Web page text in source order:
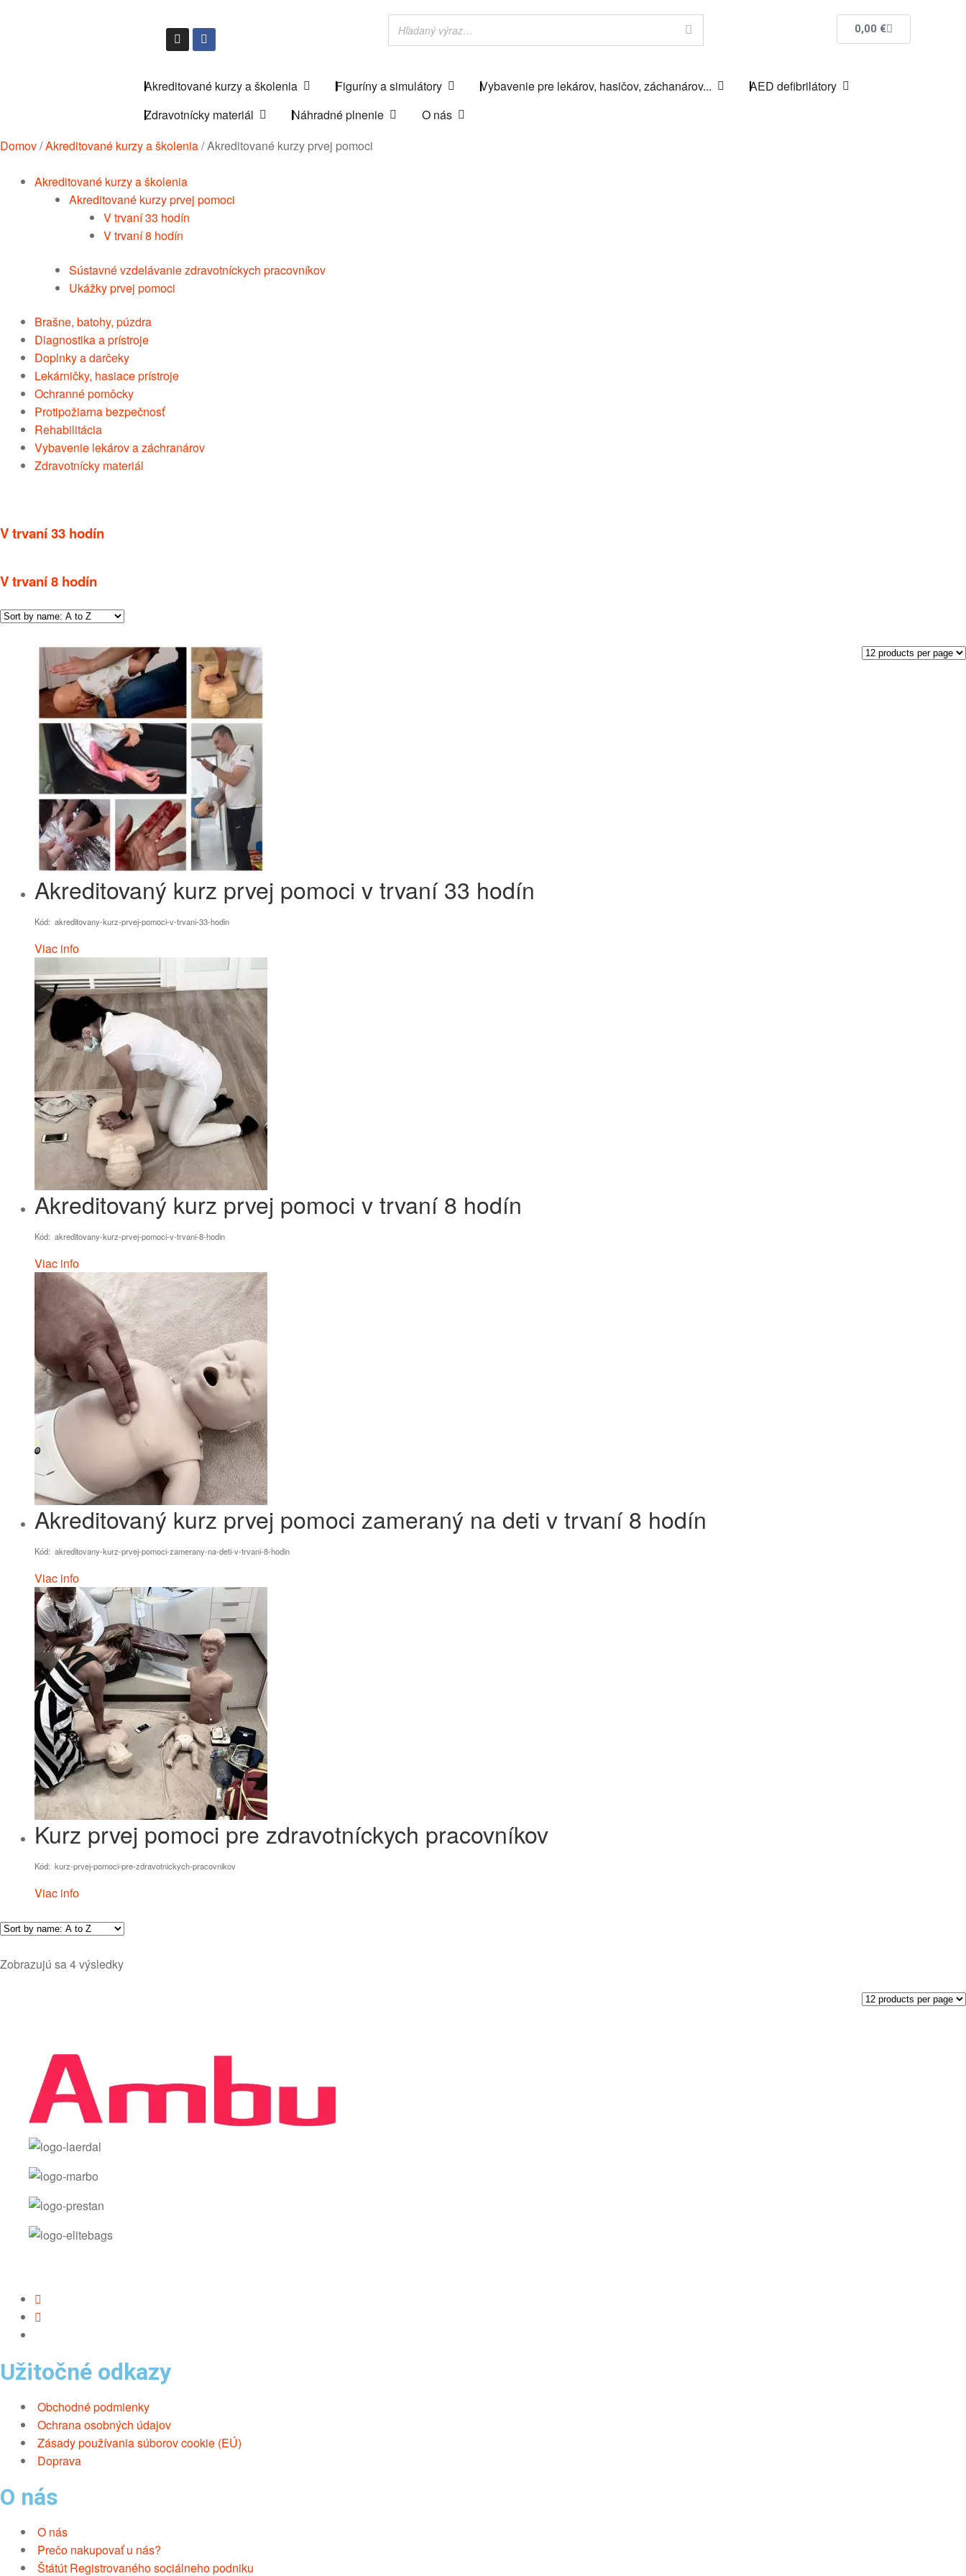
0,00 €
Akreditované kurzy a školenia Figuríny a simulátory Vybavenie pre lekárov, hasičov, záchanárov...
AED defibrilátory
Zdravotnícky materiál
Náhradné plnenie
O nás
Domov/Akreditované kurzy a školenia/Akreditované kurzy prvej pomoci
Akreditované kurzy a školenia
Akreditované kurzy prvej pomoci
V trvaní 33 hodín
V trvaní 8 hodín
Sústavné vzdelávanie zdravotníckych pracovníkov
Ukážky prvej pomoci
Brašne, batohy, púzdra
Diagnostika a prístroje
Doplnky a darčeky
Lekárničky, hasiace prístroje
Ochranné pomôcky
Protipožiarna bezpečnosť
Rehabilitácia
Vybavenie lekárov a záchranárov
Zdravotnícky materiál
V trvaní 33 hodín
V trvaní 8 hodín
Akreditovaný kurz prvej pomoci v trvaní 33 hodín
Kód: akreditovany-kurz-prvej-pomoci-v-trvani-33-hodin
Viac info
Akreditovaný kurz prvej pomoci v trvaní 8 hodín
Kód: akreditovany-kurz-prvej-pomoci-v-trvani-8-hodin
Viac info
Akreditovaný kurz prvej pomoci zameraný na deti v trvaní 8 hodín
Kód: akreditovany-kurz-prvej-pomoci-zamerany-na-deti-v-trvani-8-hodin
Viac info
Kurz prvej pomoci pre zdravotníckych pracovníkov
Kód: kurz-prvej-pomoci-pre-zdravotnickych-pracovnikov
Viac info
Zobrazujú sa 4 výsledky
Užitočné odkazy
Obchodné podmienky
Ochrana osobných údajov
Zásady používania súborov cookie (EÚ)
Doprava
O nás
O nás
Prečo nakupovať u nás?
Štátút Registrovaného sociálneho podniku